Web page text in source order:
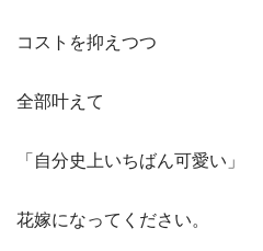
コストを抑えつつ
全部叶えて
「自分史上いちばん可愛い」
花嫁になってください。